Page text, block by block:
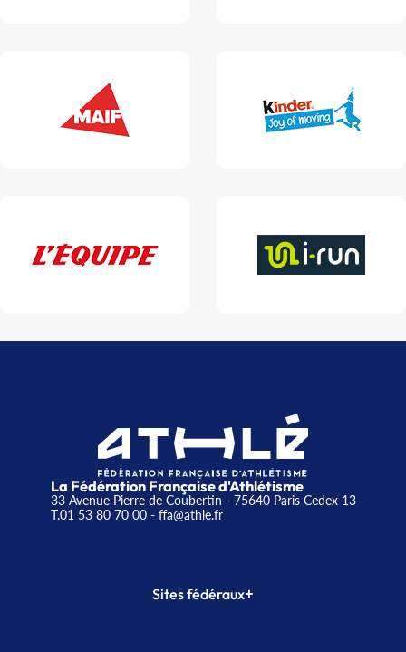
La Fédération Française d'Athlétisme
33 Avenue Pierre de Coubertin - 75640 Paris Cedex 13
T.01 53 80 70 00- ffa@athle.fr
Sites fédéraux+